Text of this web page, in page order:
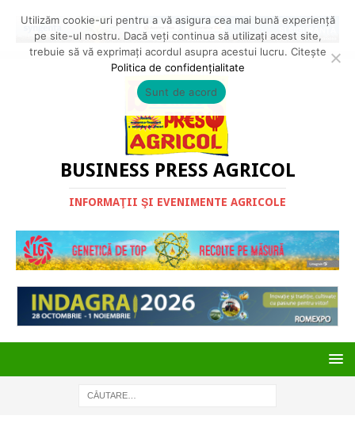
BUSINESS PRESS AGRICOL
INFORMAŢII ŞI EVENIMENTE AGRICOLE
Utilizăm cookie-uri pentru a vă asigura cea mai bună experiență
pe site-ul nostru. Dacă veți continua să utilizați acest site,
trebuie să vă exprimați acordul asupra acestui lucru. Citește
Politica de confidențialitate
Sunt de acord